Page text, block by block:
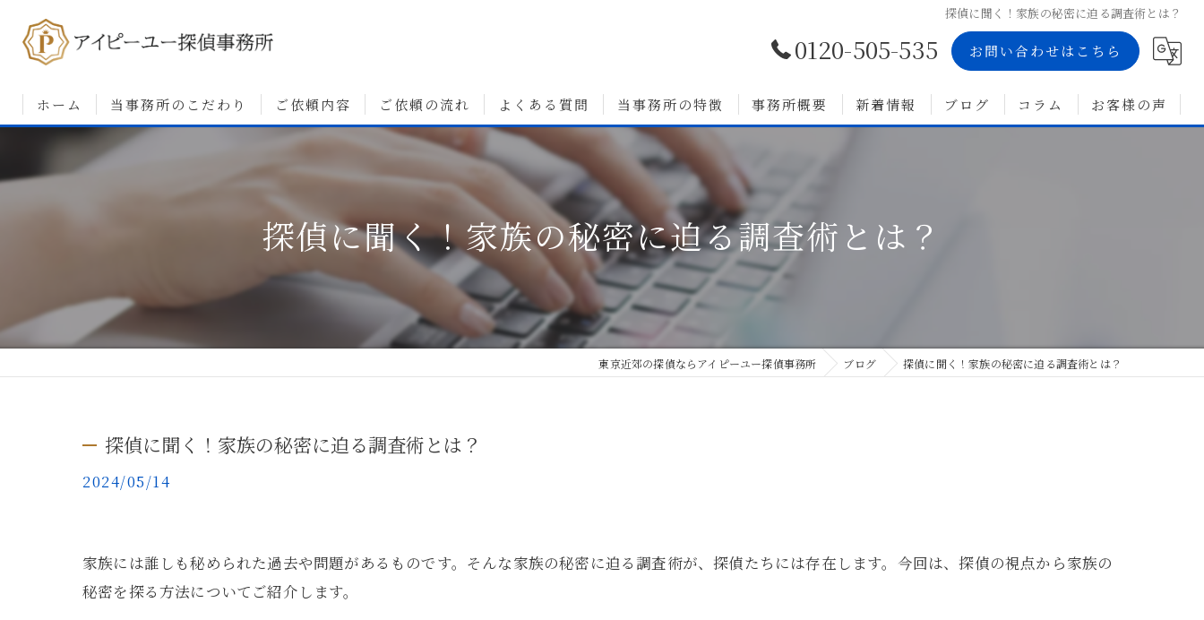
探偵に聞く！家族の秘密に迫る調査術とは？
0120-505-535 お問い合わせはこちら
ホーム 当事務所のこだわり ご依頼内容
浮気調査について
婚前調査について
素行・行動調査について
人探しについて
ご依頼の流れ よくある質問 当事務所の特徴
浮気調査
婚前調査
人探し
素行調査
無料相談
事務所概要 新着情報 ブログ コラム お客様の声
探偵に聞く！家族の秘密に迫る調査術とは？
東京近郊の探偵ならアイピーユー探偵事務所 ブログ 探偵に聞く！家族の秘密に迫る調査術とは？
探偵に聞く！家族の秘密に迫る調査術とは？
2024/05/14
家族には誰しも秘められた過去や問題があるものです。そんな家族の秘密に迫る調査術が、探偵たちには存在します。今回は、探偵の視点から家族の
秘密を探る方法についてご紹介します。